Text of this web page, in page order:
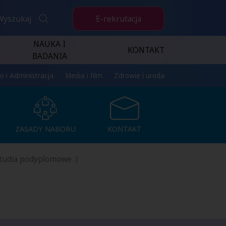
E-rekrutacja
NAUKA I
BADANIA
KONTAKT
i Administracja Media i film Zdrowie i uroda
ZASADY NABORU KONTAKT
ZASADY NABORU KONTAKT
podyplomowe